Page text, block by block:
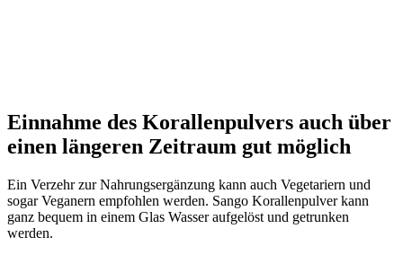
Einnahme des Korallenpulvers auch über
einen längeren Zeitraum gut möglich
Ein Verzehr zur Nahrungsergänzung kann auch Vegetariern und
sogar Veganern empfohlen werden. Sango Korallenpulver kann
ganz bequem in einem Glas Wasser aufgelöst und getrunken
werden.